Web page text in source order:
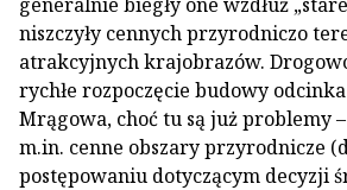
niszczyły cennych przyrodniczo
atrakcyjnych krajobrazów.
rychłe rozpoczęcie budowy
Mrągowa, choć tu są już problemy
m.in. cenne obszary przyrodnicze
postępowaniu dotyczącym decyzji